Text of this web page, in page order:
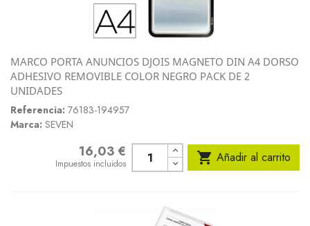
MARCO PORTA ANUNCIOS DJOIS MAGNETO DIN A4 DORSO
ADHESIVO REMOVIBLE COLOR NEGRO PACK DE 2
UNIDADES
Referencia: 76183-194957
Marca: SEVEN
Precio16,03 €
Impuestos incluidos  Añadir al carrito